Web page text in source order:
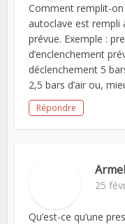
Comment remplit-on
autoclave est rempli
prévue. Exemple :
d’enclenchement
déclenchement 5
2,5 bars d’air ou,
Répondre
25
Qu’est-ce qu’une